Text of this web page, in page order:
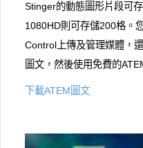
Stinger的動態圖形片段可
1080HD則可存儲200格。
Control上傳及管理媒體，
圖文，然後使用免費的
下載ATEM圖文